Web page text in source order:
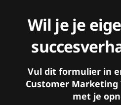
Wil je je
Vul dit formulier in
Customer Marketing
met je